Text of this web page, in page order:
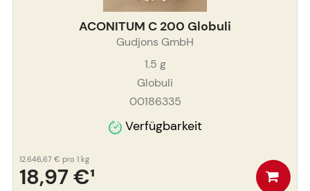
ACONITUM C 200 Globuli
Gudjons GmbH
1.5 g
Globuli
00186335
Verfügbarkeit
18,97 €¹
12.646,67 € pro 1 kg